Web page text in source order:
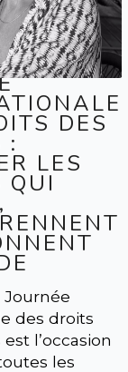
DES
:
LES
QUI
Journée
des droits
l’occasion
les